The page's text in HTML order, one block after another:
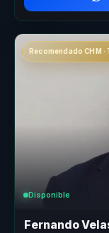
Recomendado CHM ·
Disponible
Fernando